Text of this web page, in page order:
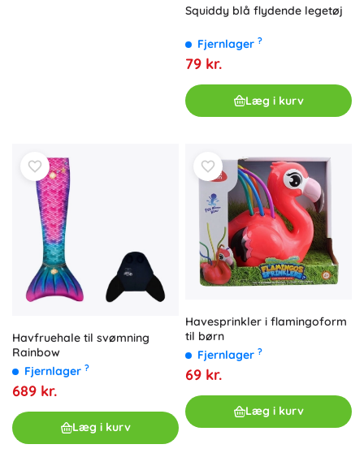
Squiddy blå flydende legetøj
Fjernlager ?
79 kr.
Læg i kurv
Havfruehale til svømning
Rainbow
Fjernlager ?
689 kr.
Læg i kurv
Havesprinkler i flamingoform
til børn
Fjernlager ?
69 kr.
Læg i kurv